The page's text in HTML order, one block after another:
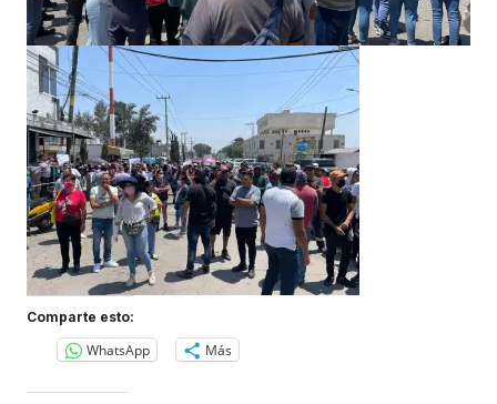
Comparte esto:
WhatsApp Más